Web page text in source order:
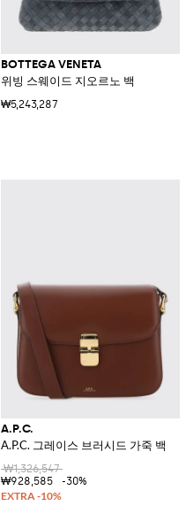
BOTTEGA VENETA
위빙 스웨이드 지오르노 백
₩5,243,287
A.P.C.
A.P.C. 그레이스 브러시드 가죽 백
₩1,326,547
₩928,585
-30%